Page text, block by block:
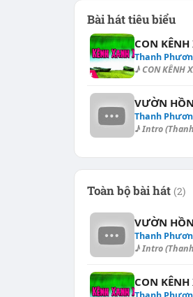
Bài hát tiêu biểu
CON
Thanh
♪ CON KÊNH
VƯỜN
Thanh
♪ Intro
Toàn bộ bài hát (2)
VƯỜN
Thanh
♪ Intro
CON